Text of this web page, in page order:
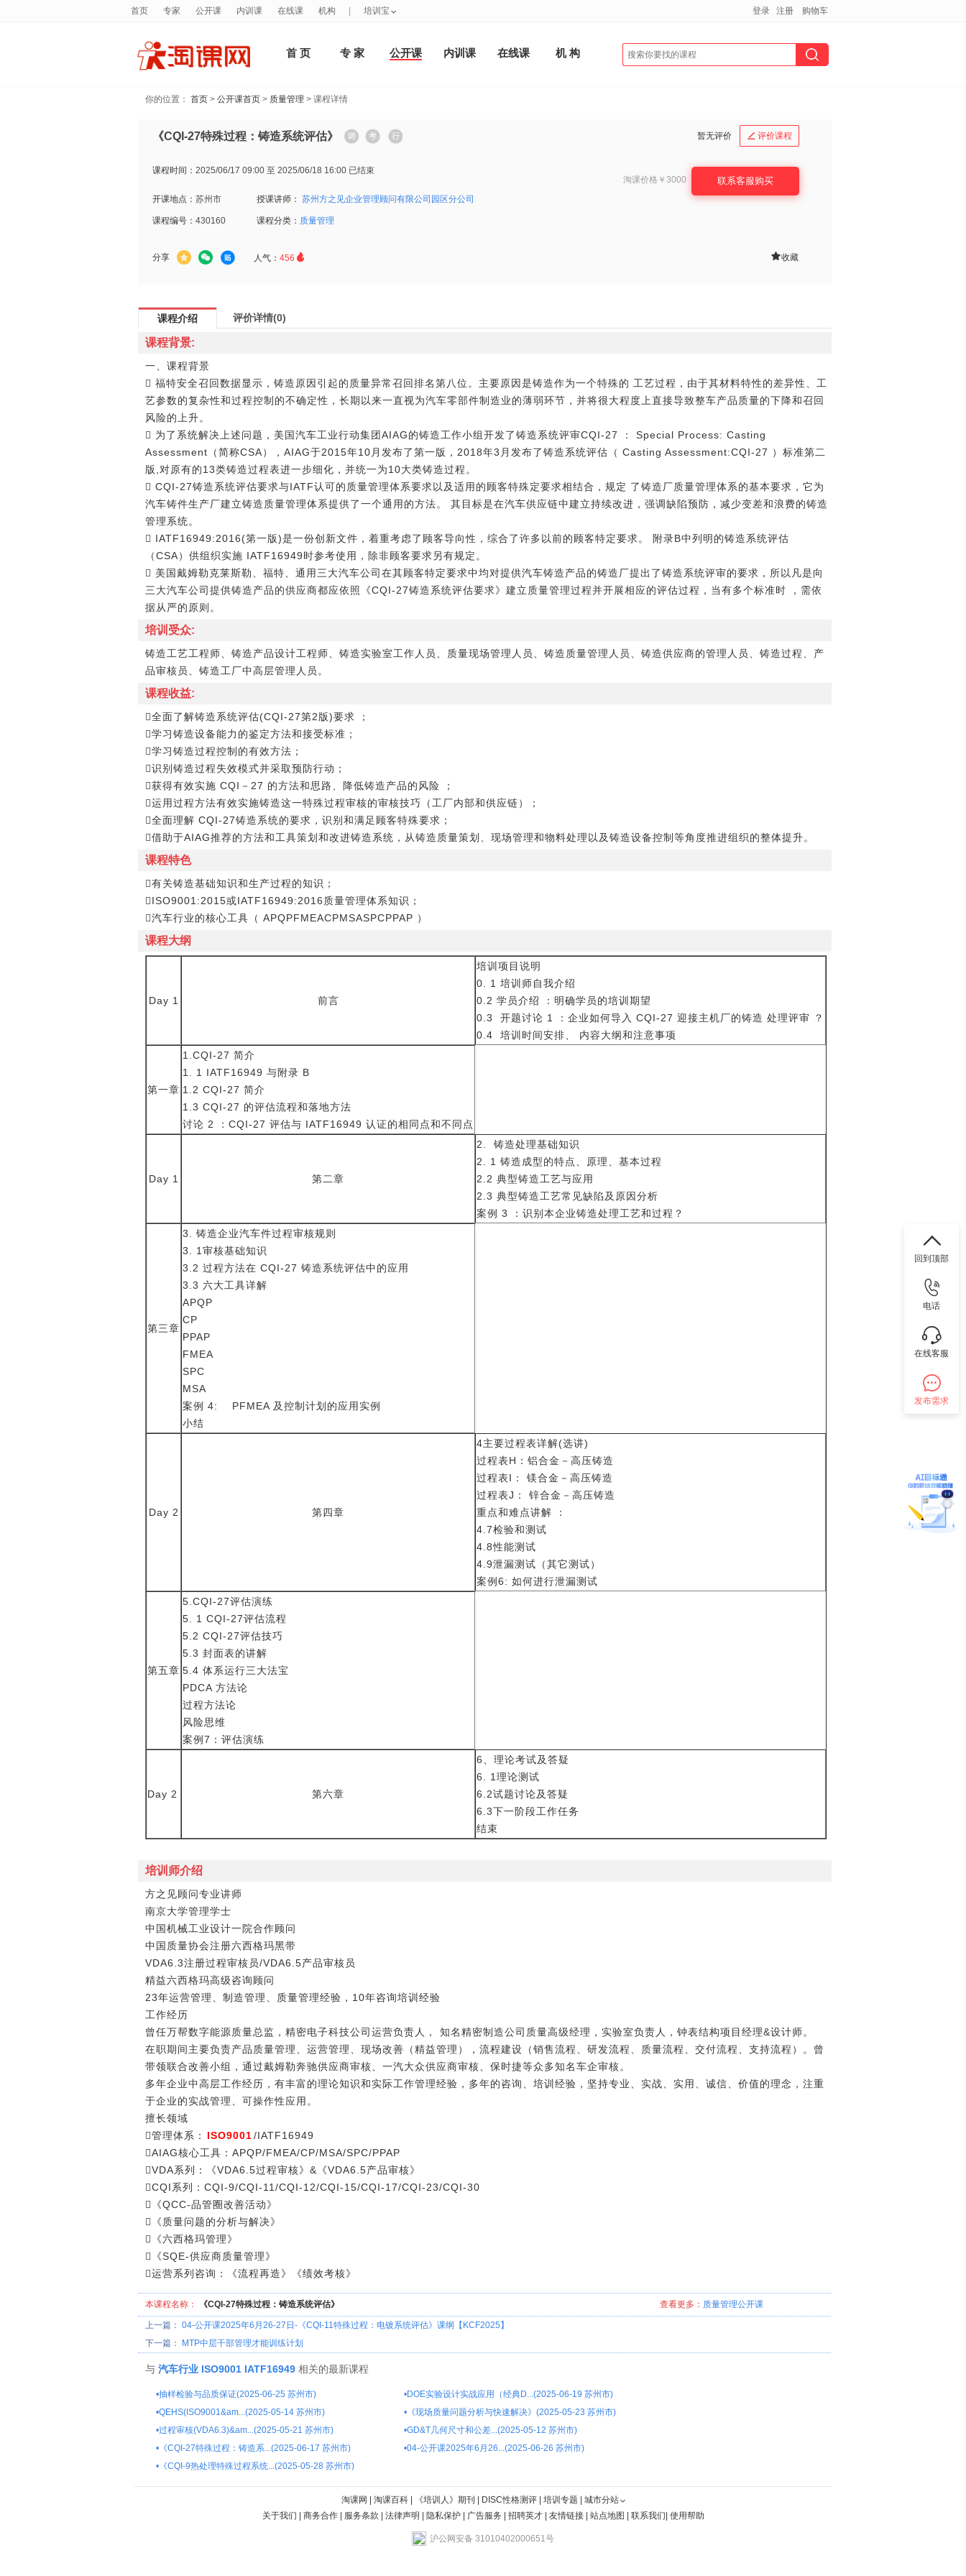
首 页 专 家 公开课 内训课 在线课 机 构
你的位置： 首页 > 公开课首页 > 质量管理 > 课程详情
《CQI-27特殊过程：铸造系统评估》 暂无评价  评价课程
课程时间： 2025/06/17 09:00 至 2025/06/18 16:00 已结束
开课地点： 苏州市 授课讲师： 苏州方之见企业管理顾问有限公司园区分公司
课程编号： 430160 课程分类： 质量管理
淘课价格 ￥3000 联系客服购买
分享 人气： 456  收藏
课程介绍 评价详情(0)
课程背景:
一、课程背景
 福特安全召回数据显示，铸造原因引起的质量异常召回排名第八位。主要原因是铸造作为一个特殊的 工艺过程，由于其材料特性的差异性、工
艺参数的复杂性和过程控制的不确定性，长期以来一直视为汽车零部件制造业的薄弱环节，并将很大程度上直接导致整车产品质量的下降和召回
风险的上升。
 为了系统解决上述问题，美国汽车工业行动集团AIAG的铸造工作小组开发了铸造系统评审CQI-27 ： Special Process: Casting
Assessment（简称CSA），AIAG于2015年10月发布了第一版，2018年3月发布了铸造系统评估（ Casting Assessment:CQI-27 ）标准第二
版,对原有的13类铸造过程表进一步细化，并统一为10大类铸造过程。
 CQI-27铸造系统评估要求与IATF认可的质量管理体系要求以及适用的顾客特殊定要求相结合，规定 了铸造厂质量管理体系的基本要求，它为
汽车铸件生产厂建立铸造质量管理体系提供了一个通用的方法。 其目标是在汽车供应链中建立持续改进，强调缺陷预防，减少变差和浪费的铸造
管理系统。
 IATF16949:2016(第一版)是一份创新文件，着重考虑了顾客导向性，综合了许多以前的顾客特定要求。 附录B中列明的铸造系统评估
（CSA）供组织实施 IATF16949时参考使用，除非顾客要求另有规定。
 美国戴姆勒克莱斯勒、福特、通用三大汽车公司在其顾客特定要求中均对提供汽车铸造产品的铸造厂提出了铸造系统评审的要求，所以凡是向
三大汽车公司提供铸造产品的供应商都应依照《CQI-27铸造系统评估要求》建立质量管理过程并开展相应的评估过程，当有多个标准时 ，需依
据从严的原则。
培训受众:
铸造工艺工程师、铸造产品设计工程师、铸造实验室工作人员、质量现场管理人员、铸造质量管理人员、铸造供应商的管理人员、铸造过程、产
品审核员、铸造工厂中高层管理人员。
课程收益:
全面了解铸造系统评估(CQI-27第2版)要求 ；
学习铸造设备能力的鉴定方法和接受标准；
学习铸造过程控制的有效方法；
识别铸造过程失效模式并采取预防行动；
获得有效实施 CQI－27 的方法和思路、降低铸造产品的风险 ；
运用过程方法有效实施铸造这一特殊过程审核的审核技巧（工厂内部和供应链）；
全面理解 CQI-27铸造系统的要求，识别和满足顾客特殊要求；
借助于AIAG推荐的方法和工具策划和改进铸造系统，从铸造质量策划、现场管理和物料处理以及铸造设备控制等角度推进组织的整体提升。
课程特色
有关铸造基础知识和生产过程的知识；
ISO9001:2015或IATF16949:2016质量管理体系知识；
汽车行业的核心工具（ APQPFMEACPMSASPCPPAP ）
课程大纲
Day 1 前言
培训项目说明
0. 1 培训师自我介绍
0.2 学员介绍 ：明确学员的培训期望
0.3 开题讨论 1 ：企业如何导入 CQI-27 迎接主机厂的铸造 处理评审 ？
0.4 培训时间安排、 内容大纲和注意事项
第一章
1.CQI-27 简介
1. 1 IATF16949 与附录 B
1.2 CQI-27 简介
1.3 CQI-27 的评估流程和落地方法
讨论 2 ：CQI-27 评估与 IATF16949 认证的相同点和不同点
Day 1 第二章
2. 铸造处理基础知识
2. 1 铸造成型的特点、原理、基本过程
2.2 典型铸造工艺与应用
2.3 典型铸造工艺常见缺陷及原因分析
案例 3 ：识别本企业铸造处理工艺和过程？
第三章
3. 铸造企业汽车件过程审核规则
3. 1审核基础知识
3.2 过程方法在 CQI-27 铸造系统评估中的应用
3.3 六大工具详解
APQP
CP
PPAP
FMEA
SPC
MSA
案例 4: PFMEA 及控制计划的应用实例
小结
Day 2 第四章
4主要过程表详解(选讲)
过程表H：铝合金－高压铸造
过程表I： 镁合金－高压铸造
过程表J： 锌合金－高压铸造
重点和难点讲解
：
4.7检验和测试
4.8性能测试
4.9泄漏测试（其它测试）
案例 6: 如何进行泄漏测试
第五章
5.CQI-27评估演练
5. 1 CQI-27评估流程
5.2 CQI-27评估技巧
5.3 封面表的讲解
5.4 体系运行三大法宝
PDCA 方法论
过程方法论
风险思维
案例 7：评估演练
Day 2 第六章
6、理论考试及答疑
6. 1理论测试
6.2试题讨论及答疑
6.3下一阶段工作任务
结束
培训师介绍
方之见顾问专业讲师
南京大学管理学士
中国机械工业设计一院合作顾问
中国质量协会注册六西格玛黑带
VDA6.3注册过程审核员/VDA6.5产品审核员
精益六西格玛高级咨询顾问
23年运营管理、制造管理、质量管理经验，10年咨询培训经验
工作经历
曾任万帮数字能源质量总监，精密电子科技公司运营负责人， 知名精密制造公司质量高级经理，实验室负责人，钟表结构项目经理&设计师。
在职期间主要负责产品质量管理、运营管理、现场改善（精益管理），流程建设（销售流程、研发流程、质量流程、交付流程、支持流程）。曾
带领联合改善小组，通过戴姆勒奔驰供应商审核、一汽大众供应商审核、保时捷等众多知名车企审核。
多年企业中高层工作经历，有丰富的理论知识和实际工作管理经验，多年的咨询、培训经验，坚持专业、实战、实用、诚信、价值的理念，注重
于企业的实战管理、可操作性应用。
擅长领域
管理体系：
ISO9001/IATF16949
AIAG核心工具：APQP/FMEA/CP/MSA/SPC/PPAP
VDA系列：《VDA6.5过程审核》&《VDA6.5产品审核》
CQI系列：CQI-9/CQI-11/CQI-12/CQI-15/CQI-17/CQI-23/CQI-30
《QCC-品管圈改善活动》
《质量问题的分析与解决》
《六西格玛管理》
《SQE-供应商质量管理》
运营系列咨询：《流程再造》《绩效考核》
本课程名称： 《CQI-27特殊过程：铸造系统评估》 查看更多： 质量管理公开课
上一篇： 04-公开课2025年6月26-27日-《CQI-11特殊过程：电镀系统评估》课纲【KCF2025】
下一篇：
MTP中层干部管理才能训练计划
与 汽车行业 ISO9001 IATF16949 相关的最新课程
•抽样检验与品质保证(2025-06-25 苏州市) •DOE实验设计实战应用（经典D...(2025-06-19 苏州市)
•QEHS(ISO9001&am...(2025-05-14 苏州市) • 《现场质量问题分析与快速解决》(2025-05-23 苏州市)
•过程审核(VDA6.3)&am...(2025-05-21 苏州市) •GD&T几何尺寸和公差...(2025-05-12 苏州市)
• 《CQI-27特殊过程：铸造系...(2025-06-17 苏州市) •04-公开课2025年6月26...(2025-06-26 苏州市)
• 《CQI-9热处理特殊过程系统...(2025-05-28 苏州市)
首页 专家 公开课 内训课 在线课 机构 培训宝 登录 注册 购物车
淘课网 淘课百科| 《培训人》期刊 DISC性格测评| 培训专题
城市分站
关于我们
商务合作| 服务条款 法律声明 隐私保护 广告服务 招聘英才| 友情链接| 站点地图 联系我们 使用帮助
沪公网安备 31010402000651号
回到顶部
电话
在线客服
发布需求